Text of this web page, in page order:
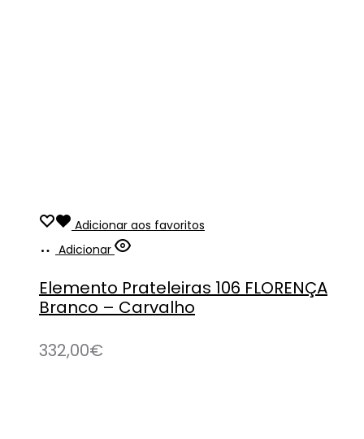
Adicionar aos favoritos
Adicionar
Elemento Prateleiras 106 FLORENÇA
Branco – Carvalho
332,00€